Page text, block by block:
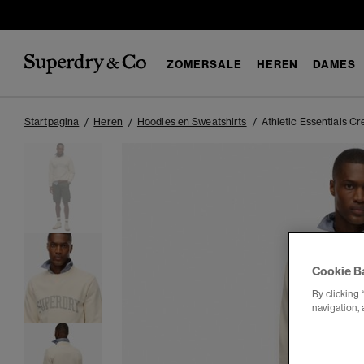
ZOMERSALE HEREN DAMES
Startpagina Heren Hoodies en Sweatshirts Athletic Essentials
Cookie
By clicking
navigation,